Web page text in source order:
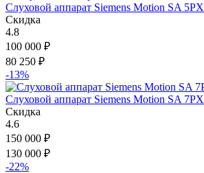
Слуховой аппарат Siemens Motion SA 5PX
Скидка
4.8
100 000 ₽
80 250 ₽
-13%
Слуховой аппарат Siemens Motion SA 7PX
Скидка
4.6
150 000 ₽
130 000 ₽
-22%